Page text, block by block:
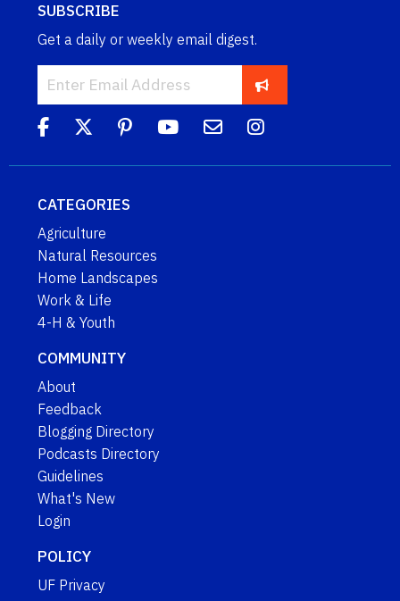
SUBSCRIBE
Get a daily or weekly email digest.
CATEGORIES
Agriculture
Natural Resources
Home Landscapes
Work & Life
4-H & Youth
COMMUNITY
About
Feedback
Blogging Directory
Podcasts Directory
Guidelines
What's New
Login
POLICY
UF Privacy